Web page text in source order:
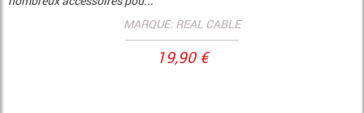
MARQUE: REAL CABLE
19,90 €